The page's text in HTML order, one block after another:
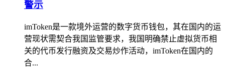
警示
imToken是一款境外运营的数字货币钱包，其在国内的运
营现状需契合我国监管要求，我国明确禁止虚拟货币相
关的代币发行融资及交易炒作活动，imToken在国内的
合...